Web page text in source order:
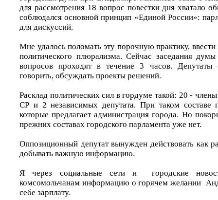
для рассмотрения 18 вопрос повестки дня хватало
соблюдался основной принцип «Единой России»:
для дискуссий.
Мне удалось поломать эту порочную практику,
политического плюрализма. Сейчас заседания
вопросов проходят в течение 3 часов. Депутаты
говорить, обсуждать проекты решений.
Расклад политических сил в гордуме такой: 20 -
СР и 2 независимых депутата. При таком составе
которые предлагает администрация города. Но
прежних составах городского парламента уже нет.
Оппозиционный депутат вынужден действовать как
добывать важную информацию.
Я через социальные сети и городские
комсомольчанам информацию о горячем желании
себе зарплату.